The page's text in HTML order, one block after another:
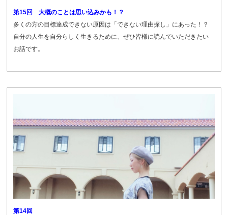
第15回 大概のことは思い込みかも！？
多くの方の目標達成できない原因は「できない理由探し」にあった！？
自分の人生を自分らしく生きるために、ぜひ皆様に読んでいただきたい
お話です。
第14回